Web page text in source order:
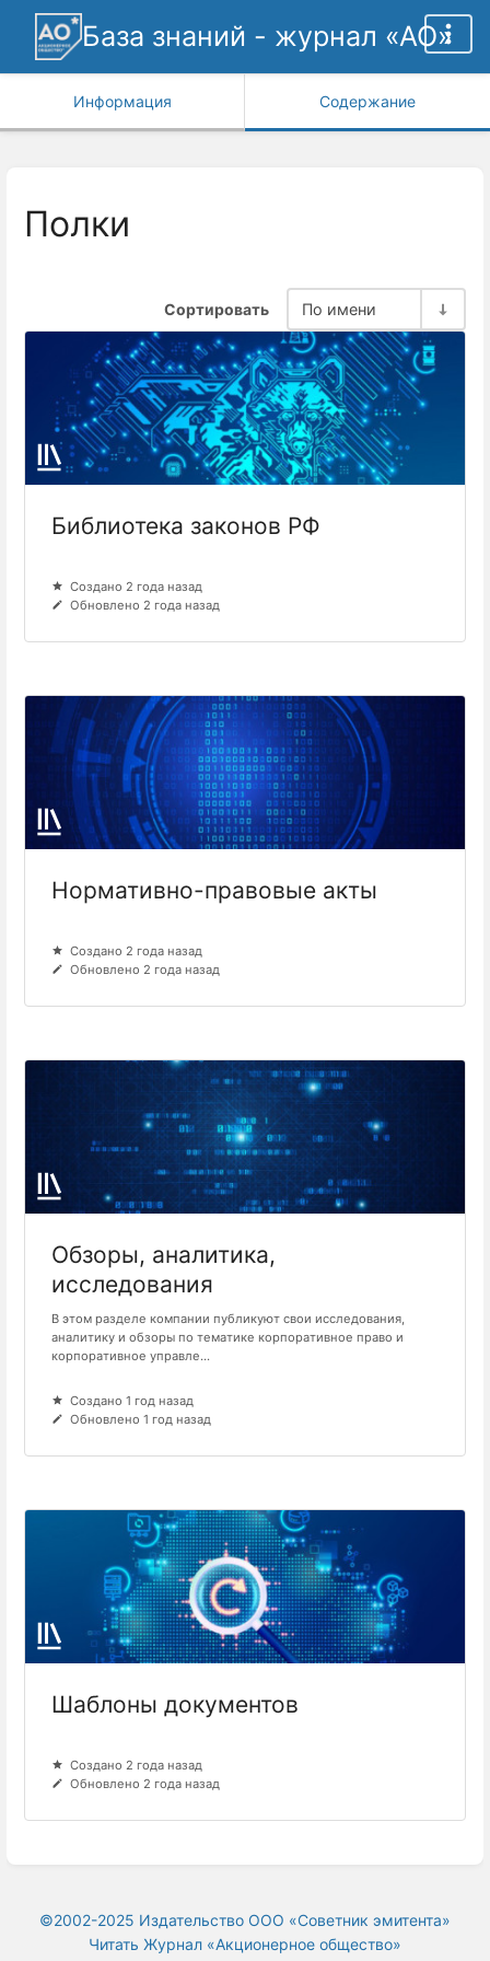
База знаний - журнал «АО»
Информация Содержание
Полки
Сортировать По имени
Библиотека законов РФ
Создано 2 года назад
Обновлено 2 года назад
Нормативно-правовые акты
Создано 2 года назад
Обновлено 2 года назад
Обзоры, аналитика,
исследования
В этом разделе компании публикуют свои исследования,
аналитику и обзоры по тематике корпоративное право и
корпоративное управле...
Создано 1 год назад
Обновлено 1 год назад
Шаблоны документов
Создано 2 года назад
Обновлено 2 года назад
©2002-2025 Издательство ООО «‎Советник эмитента»
Читать Журнал «Акционерное общество»